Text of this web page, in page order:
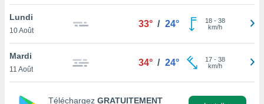
ou
le
ainsi
Lundi
10 Août
33° / 24° 18- 38
km/h
Mardi
11 Août
34° / 24° 17- 38
km/h
Téléchargez GRATUITEMENT